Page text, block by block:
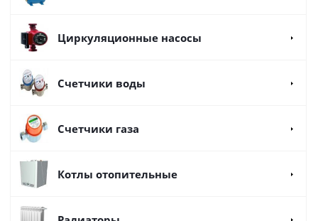
Циркуляционные насосы
Счетчики воды
Счетчики газа
Котлы отопительные